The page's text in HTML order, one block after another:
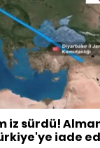
iz sürdü!
iade